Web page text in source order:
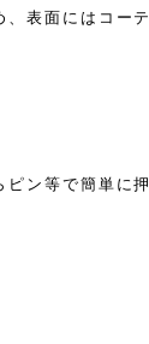
表面にはコーテ
ン等で簡単に押